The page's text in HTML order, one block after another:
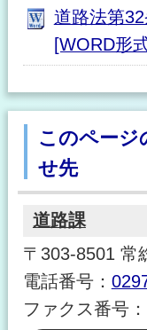
道路法第
[WORD形
このページ
せ先
道路課
〒303-8501 常
電話番号：
ファクス番号